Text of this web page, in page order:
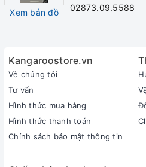
Xem bản đồ
02873.09.5588
Kangaroostore.vn
Về chúng tôi
Tư vấn
Hình thức mua hàng
Hình thức thanh toán
Chính sách bảo mật thông tin